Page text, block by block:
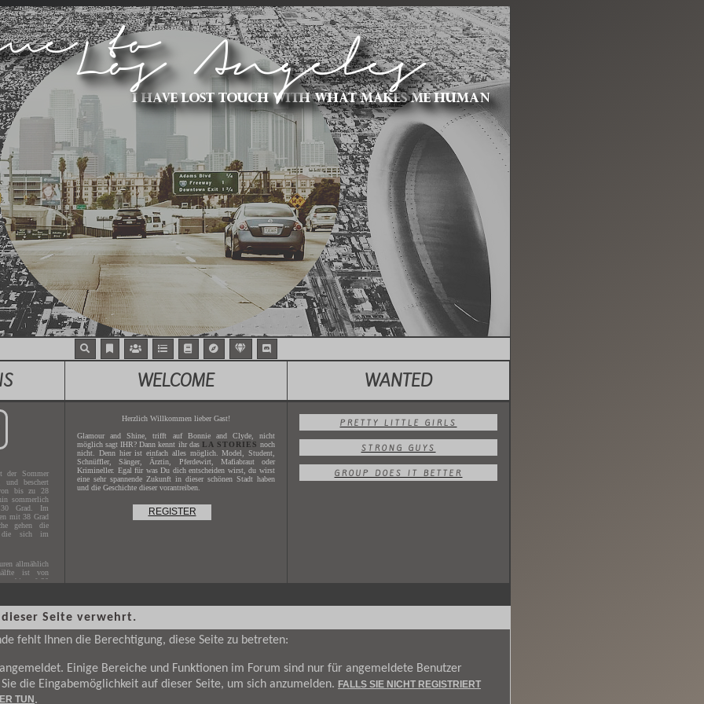
der Sommer
und beschert
bis zu 28
sommerlich
Grad. Im
mit 38 Grad
gehen die
die sich im
allmählich
ist von
bis auf 20
Jahres2017.
.
WELCOME
Herzlich Willkommen lieber Gast!
Glamour and Shine, trifft auf Bonnie and Clyde, nicht
möglich sagt IHR? Dann kennt ihr das LA STORIES noch
nicht. Denn hier ist einfach alles möglich. Model, Student,
Schnüffler, Sänger, Ärztin, Pferdewirt, Mafiabraut oder
Krimineller. Egal für was Du dich entscheiden wirst, du wirst
eine sehr spannende Zukunft in dieser schönen Stadt haben
und die Geschichte dieser vorantreiben.
REGISTER
WANTED
PRETTY LITTLE GIRLS
STRONG GUYS
GROUP DOES IT BETTER
Seite verwehrt.
fehlt Ihnen die Berechtigung, diese Seite zu betreten:
Einige Bereiche und Funktionen im Forum sind nur für angemeldete Benutzer
die Eingabemöglichkeit auf dieser Seite, um sich anzumelden. FALLS SIE NICHT REGISTRIERT
TUN.